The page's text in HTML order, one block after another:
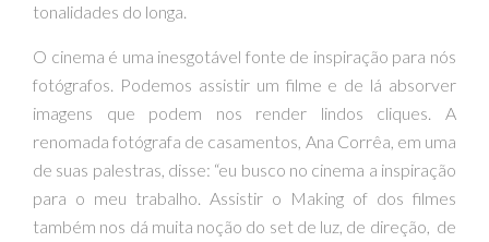
tonalidades do longa.
O cinema é uma inesgotável fonte de inspiração para nós
fotógrafos. Podemos assistir um filme e de lá absorver
imagens que podem nos render lindos cliques. A
renomada fotógrafa de casamentos, Ana Corrêa, em uma
de suas palestras, disse: “eu busco no cinema a inspiração
para o meu trabalho. Assistir o Making of dos filmes
também nos dá muita noção do set de luz, de direção, de